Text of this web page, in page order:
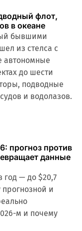
флот,
в океане
бывшими
из стелса с
автономные
до шести
подводные
и водолазов.
прогноз против
данные
год — до $20,7
и
м и почему